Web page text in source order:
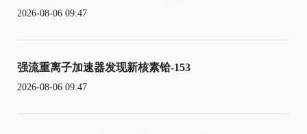
2026-08-06 09:47
强流重离子加速器发现新核素铪-153
2026-08-06 09:47